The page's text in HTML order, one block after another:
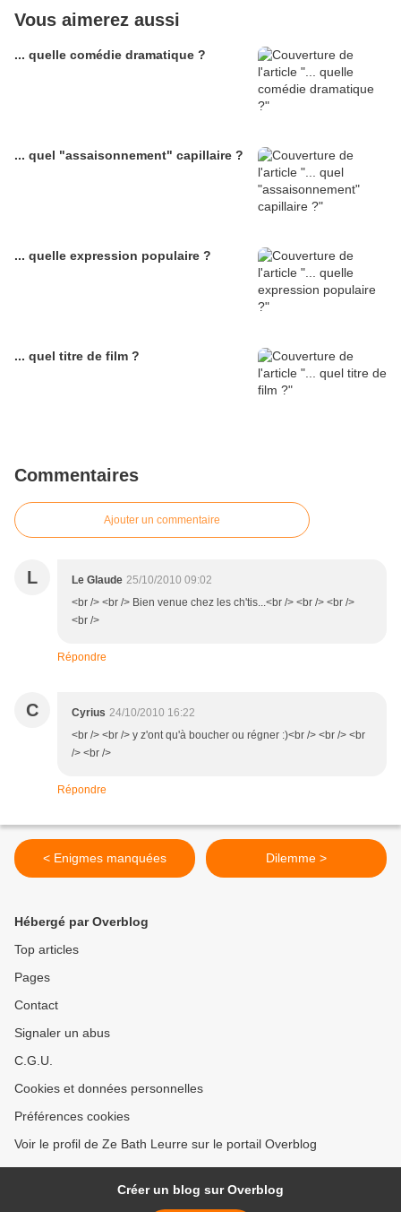
Vous aimerez aussi
... quelle comédie dramatique ?
... quel "assaisonnement" capillaire ?
... quelle expression populaire ?
... quel titre de film ?
Commentaires
Ajouter un commentaire
L Le Glaude 25/10/2010 09:02
<br /> <br /> Bien venue chez les ch'tis...<br /> <br /> <br />
<br />
Répondre
C Cyrius 24/10/2010 16:22
<br /> <br /> y z'ont qu'à boucher ou régner :)<br /> <br /> <br
/> <br />
Répondre
< Enigmes manquées Dilemme >
Hébergé par Overblog
Top articles
Pages
Contact
Signaler un abus
C.G.U.
Cookies et données personnelles
Préférences cookies
Voir le profil de Ze Bath Leurre sur le portail Overblog
Créer un blog sur Overblog